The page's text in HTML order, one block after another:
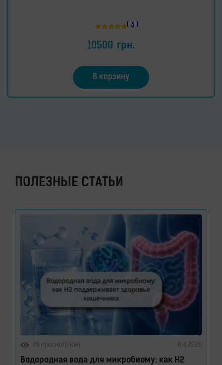
5.00
из 5
( 3 )
10500 грн.
В корзину
ПОЛЕЗНЫЕ СТАТЬИ
24 просмотр (ов) 8.4.2026
Водородная вода для микробиому: как H2